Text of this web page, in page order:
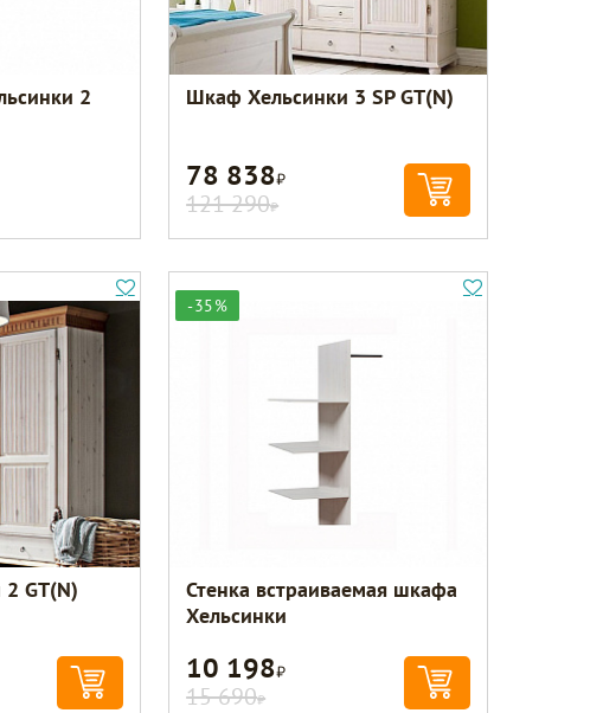
2 Шкаф Хельсинки 3 SP GT(N)
78 838Р
121 290Р
GT(N)
-35%
Стенка встраиваемая шкафа
Хельсинки
10 198Р
15 690Р